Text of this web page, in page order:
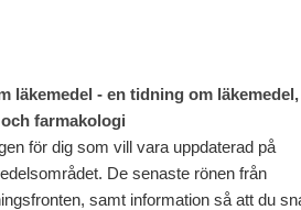
läkemedel - en tidning om läkemedel,
farmakologi
för dig som vill vara uppdaterad på
De senaste rönen från
samt information så att du